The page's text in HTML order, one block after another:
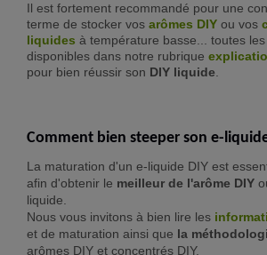
Il est fortement recommandé pour une
terme de stocker vos arômes DIY ou vos
liquides à température basse... toutes
disponibles dans notre rubrique
pour bien réussir son DIY liquide.
Comment bien steeper son e-
La maturation d'un e-liquide DIY est
afin d'obtenir le meilleur de l'arôme DIY
liquide.
Nous vous invitons à bien lire les
et de maturation ainsi que la
arômes DIY et concentrés DIY.